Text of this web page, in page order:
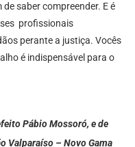
saber compreender. E é
profissionais
perante a justiça. Vocês
é indispensável para o
Pábio Mossoró, e de
Valparaíso – Novo Gama